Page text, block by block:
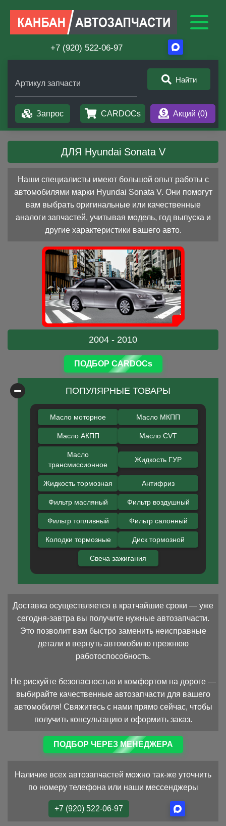
+7 (920) 522-06-97
Артикул запчасти Найти
Запрос CARDOCs Акций (0)
ДЛЯ Hyundai Sonata V
Наши специалисты имеют большой опыт работы с
автомобилями марки Hyundai Sonata V. Они помогут
вам выбрать оригинальные или качественные
аналоги запчастей, учитывая модель, год выпуска и
другие характеристики вашего авто.
2004 - 2010
ПОДБОР CARDOCs
ПОПУЛЯРНЫЕ ТОВАРЫ
Масло моторное Масло МКПП
Масло АКПП Масло CVT
Масло
трансмиссионное
Жидкость ГУР
Жидкость тормозная Антифриз
Фильтр масляный Фильтр воздушный
Фильтр топливный Фильтр салонный
Колодки тормозные Диск тормозной
Свеча зажигания
Доставка осуществляется в кратчайшие сроки — уже
сегодня-завтра вы получите нужные автозапчасти.
Это позволит вам быстро заменить неисправные
детали и вернуть автомобилю прежнюю
работоспособность.
Не рискуйте безопасностью и комфортом на дороге —
выбирайте качественные автозапчасти для вашего
автомобиля! Свяжитесь с нами прямо сейчас, чтобы
получить консультацию и оформить заказ.
ПОДБОР ЧЕРЕЗ МЕНЕДЖЕРА
Наличие всех автозапчастей можно так-же уточнить
по номеру телефона или наши мессенджеры
+7 (920) 522-06-97